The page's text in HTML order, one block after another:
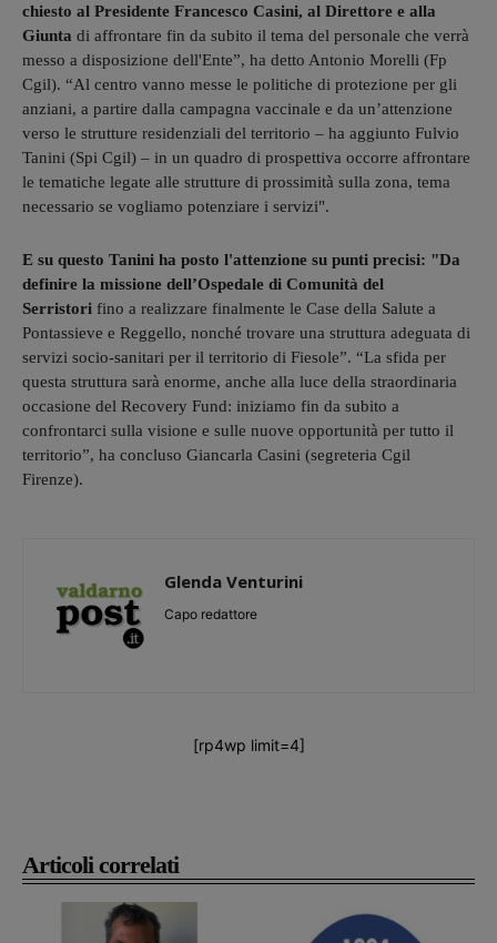
Articoli correlati
chiesto al Presidente Francesco Casini, al Direttore e alla
Giunta di affrontare fin da subito il tema del personale che verrà
messo a disposizione dell'Ente”, ha detto Antonio Morelli (Fp
Cgil). “Al centro vanno messe le politiche di protezione per gli
anziani, a partire dalla campagna vaccinale e da un’attenzione
verso le strutture residenziali del territorio – ha aggiunto Fulvio
Tanini (Spi Cgil) – in un quadro di prospettiva occorre affrontare
le tematiche legate alle strutture di prossimità sulla zona, tema
necessario se vogliamo potenziare i servizi".
E su questo Tanini ha posto l'attenzione su punti precisi: "Da
definire la missione dell’Ospedale di Comunità del
Serristori fino a realizzare finalmente le Case della Salute a
Pontassieve e Reggello, nonché trovare una struttura adeguata di
servizi socio-sanitari per il territorio di Fiesole”. “La sfida per
questa struttura sarà enorme, anche alla luce della straordinaria
occasione del Recovery Fund: iniziamo fin da subito a
confrontarci sulla visione e sulle nuove opportunità per tutto il
territorio”, ha concluso Giancarla Casini (segreteria Cgil
Firenze).
Glenda Venturini
Capo redattore
[rp4wp limit=4]